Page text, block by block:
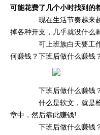
可能花费了几个小时找到的
现在生活节奏越来越
掉各种开支，几乎就没什么
可上班族白天要工作
何赚钱？下班后做什么赚钱
下班后做什么赚钱
什么是软文，就是枪
章中，然后靠此赚钱!
下班后做什么赚钱